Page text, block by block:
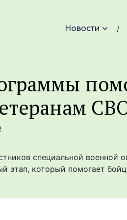
Новости
специальной военной
этап, который помогает